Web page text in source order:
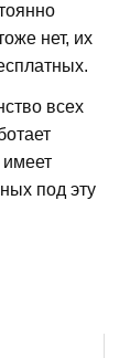
нет, их
всех
имеет
под эту